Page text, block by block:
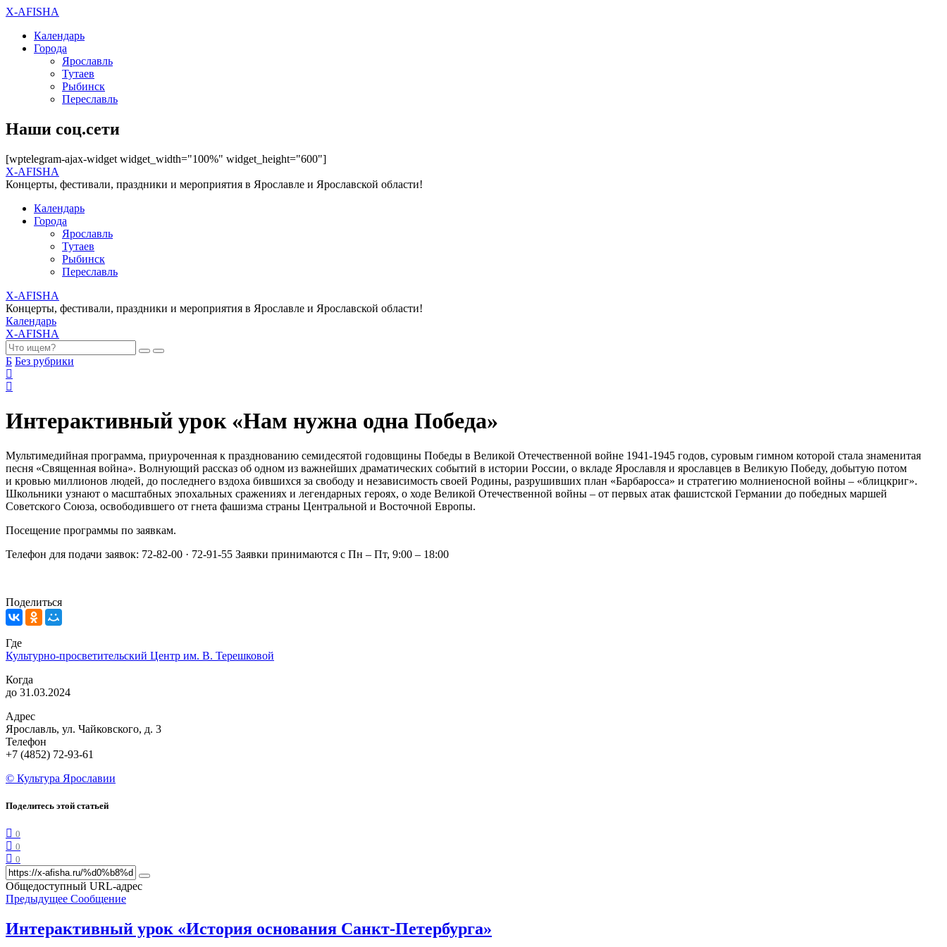
X-AFISHA
Календарь
Города
Ярославль
Тутаев
Рыбинск
Переславль
Наши соц.сети
[wptelegram-ajax-widget widget_width="100%" widget_height="600"]
X-AFISHA
Концерты, фестивали, праздники и мероприятия в Ярославле и Ярославской области!
Календарь
Города
Ярославль
Тутаев
Рыбинск
Переславль
X-AFISHA
Концерты, фестивали, праздники и мероприятия в Ярославле и Ярославской области!
Календарь
X-AFISHA
Б Без рубрики
Интерактивный урок «Нам нужна одна Победа»
Мультимедийная программа, приуроченная к празднованию семидесятой годовщины Победы в Великой Отечественной войне 1941-1945 годов, суровым гимном которой стала знаменитая
песня «Священная война». Волнующий рассказ об одном из важнейших драматических событий в истории России, о вкладе Ярославля и ярославцев в Великую Победу, добытую потом
и кровью миллионов людей, до последнего вздоха бившихся за свободу и независимость своей Родины, разрушивших план «Барбаросса» и стратегию молниеносной войны – «блицкриг».
Школьники узнают о масштабных эпохальных сражениях и легендарных героях, о ходе Великой Отечественной войны – от первых атак фашистской Германии до победных маршей
Советского Союза, освободившего от гнета фашизма страны Центральной и Восточной Европы.
Посещение программы по заявкам.
Телефон для подачи заявок: 72-82-00 · 72-91-55 Заявки принимаются с Пн – Пт, 9:00 – 18:00
Поделиться
Где
Культурно-просветительский Центр им. В. Терешковой
Когда
до 31.03.2024
Адрес
Ярославль, ул. Чайковского, д. 3
Телефон
+7 (4852) 72-93-61
© Культура Ярославии
Поделитесь этой статьей
0
0
0
Общедоступный URL-адрес
Предыдущее Сообщение
Интерактивный урок «История основания Санкт-Петербурга»